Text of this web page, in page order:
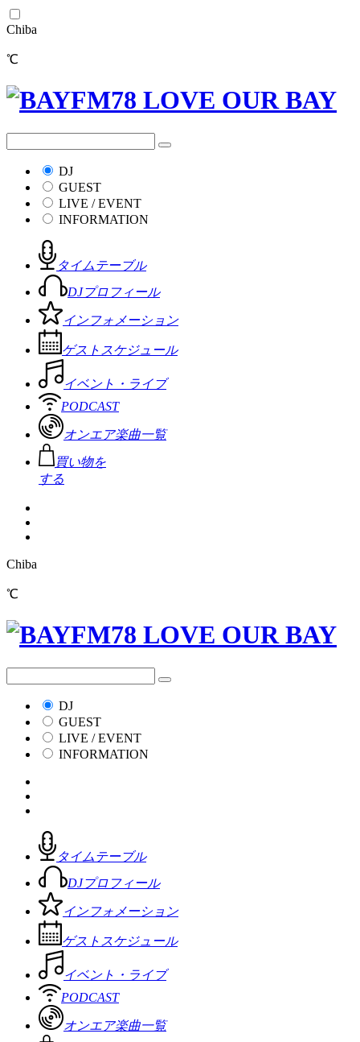
Chiba
℃
DJ
GUEST
LIVE / EVENT
INFORMATION
タイムテーブル
DJプロフィール
インフォメーション
ゲストスケジュール
イベント・ライブ
PODCAST
オンエア楽曲一覧
買い物を
する
Chiba
℃
DJ
GUEST
LIVE / EVENT
INFORMATION
タイムテーブル
DJプロフィール
インフォメーション
ゲストスケジュール
イベント・ライブ
PODCAST
オンエア楽曲一覧